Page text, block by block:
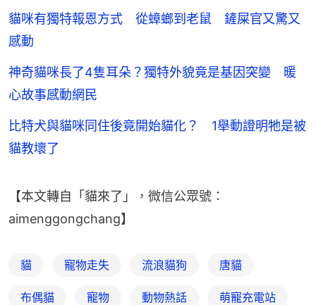
貓咪有獨特報恩方式 從蟑螂到老鼠 鏟屎官又驚又
感動
神奇貓咪長了4隻耳朵？獨特外貌竟是基因突變 暖
心故事感動網民
比特犬與貓咪同住後竟開始貓化？ 1舉動證明牠是被
貓教壞了
【本文轉自「貓來了」，微信公眾號：
aimenggongchang】
貓 寵物走失 流浪貓狗 唐貓
布偶貓 寵物 動物熱話 萌寵充電站